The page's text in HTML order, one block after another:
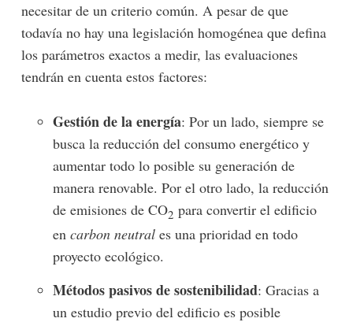
necesitar de un criterio común. A pesar de que
todavía no hay una legislación homogénea que defina
los parámetros exactos a medir, las evaluaciones
tendrán en cuenta estos factores:
Gestión de la energía: Por un lado, siempre se
busca la reducción del consumo energético y
aumentar todo lo posible su generación de
manera renovable. Por el otro lado, la reducción
de emisiones de CO2 para convertir el edificio
en carbon neutrales una prioridad en todo
proyecto ecológico.
Métodos pasivos de sostenibilidad: Gracias a
un estudio previo del edificio es posible